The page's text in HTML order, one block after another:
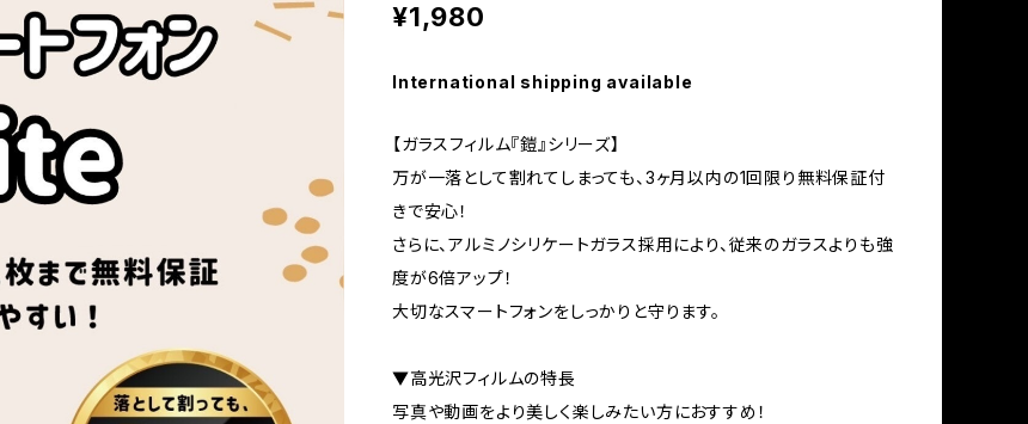
¥1,980
International shipping available
【ガラスフィルム『鎧』シリーズ】
万が一落として割れてしまっても、3ヶ月以内の1回限り無料保証付
きで安心！
さらに、アルミノシリケートガラス採用により、従来のガラスよりも強
度が6倍アップ！
大切なスマートフォンをしっかりと守ります。
▼高光沢フィルムの特長
写真や動画をより美しく楽しみたい方におすすめ！